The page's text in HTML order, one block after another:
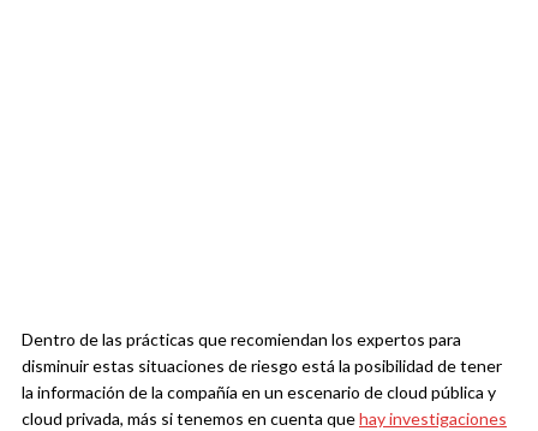
Dentro de las prácticas que recomiendan los expertos para
disminuir estas situaciones de riesgo está la posibilidad de tener
la información de la compañía en un escenario de cloud pública y
cloud privada, más si tenemos en cuenta quehay investigaciones